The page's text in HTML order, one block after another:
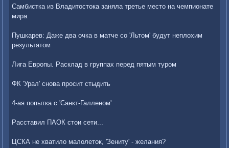
Самбистка из Владитостока заняла третье место на чемпионате
мира
Пушкарев: Даже два очка в матче со 'Льтом' будут неплохим
результатом
Лига Европы. Расклад в группах перед пятым туром
ФК 'Урал' снова просит стыдить
4-ая попытка с 'Санкт-Галленом'
Расставил ПАОК стои сети...
ЦСКА не хватило малолеток, 'Зениту' - желания?